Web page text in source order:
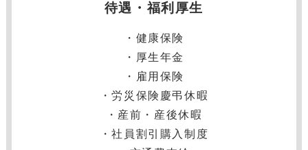
待遇・福利厚生
・健康保険
・厚⽣年⾦
・雇⽤保険
・労災保険慶弔休暇
・産前・産後休暇
・社員割引購入制度